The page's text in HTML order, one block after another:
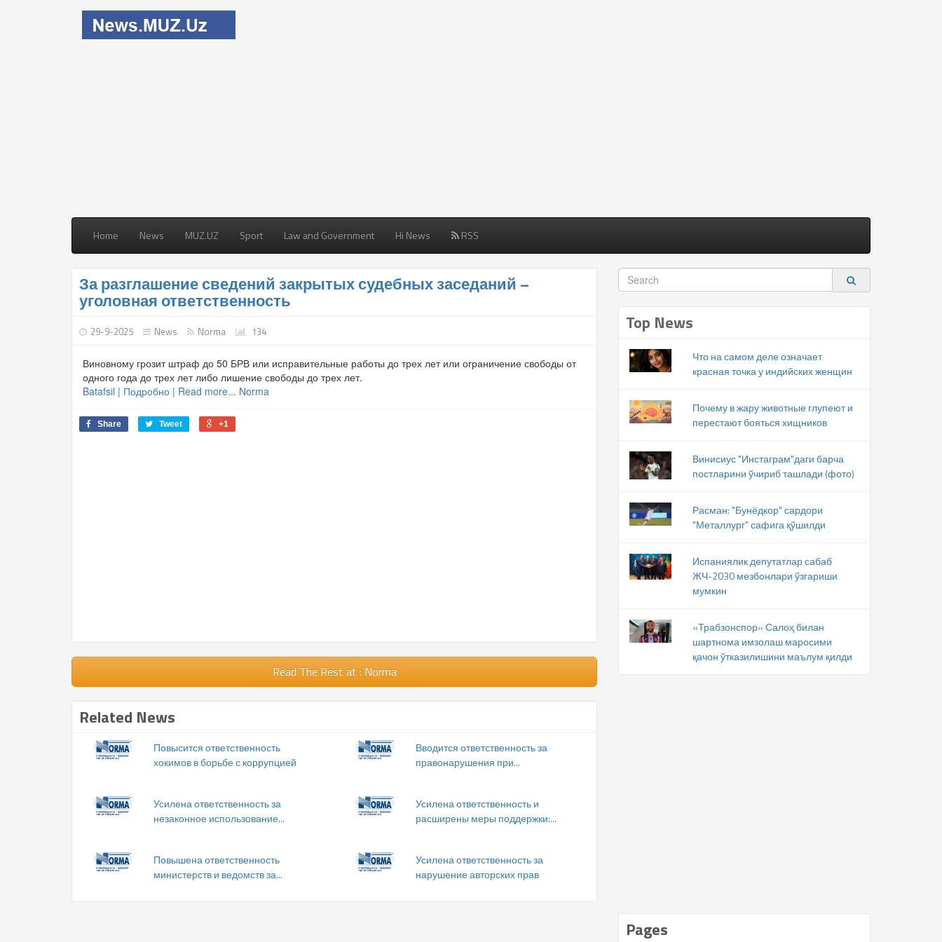
Home News MUZ.UZ Sport Law and Government Hi News RSS
За разглашение сведений закрытых судебных заседаний –
уголовная ответственность
29-9-2025 News Norma 134
Виновному грозит штраф до 50 БРВ или исправительные работы до трех лет или ограничение свободы от
одного года до трех лет либо лишение свободы до трех лет.
Batafsil | Подробно | Read more... Norma
Share Tweet +1
Read The Rest at : Norma
Related News
Повысится ответственность
хокимов в борьбе с коррупцией
Вводится ответственность за
правонарушения при...
Усилена ответственность за
незаконное использование...
Усилена ответственность и
расширены меры поддержки:...
Повышена ответственность
министерств и ведомств за...
Усилена ответственность за
нарушение авторских прав
Top News
Что на самом деле означает
красная точка у индийских женщин
Почему в жару животные глупеют и
перестают бояться хищников
Винисиус "Инстаграм"даги барча
постларини ўчириб ташлади (фото)
Расман: "Бунёдкор" сардори
"Металлург" сафига қўшилди
Испаниялик депутатлар сабаб
ЖЧ-2030 мезбонлари ўзгариши
мумкин
«Трабзонспор» Салоҳ билан
шартнома имзолаш маросими
қачон ўтказилишини маълум қилди
Pages